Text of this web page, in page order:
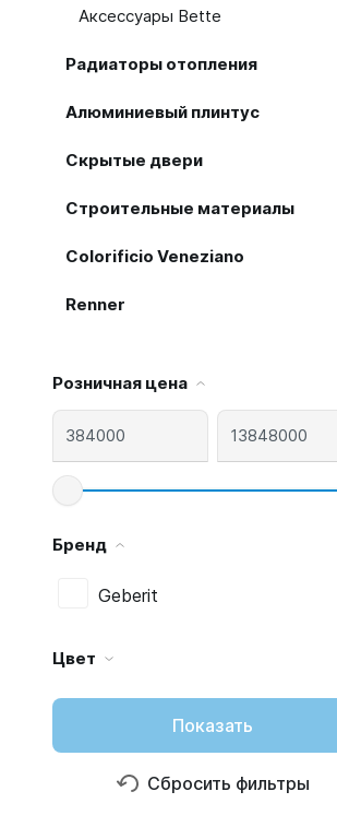
Аксессуары Bette
Радиаторы отопления
Алюминиевый плинтус
Скрытые двери
Строительные материалы
Colorificio Veneziano
Renner
Розничная цена
Бренд
Geberit
Цвет
Показать
Сбросить фильтры